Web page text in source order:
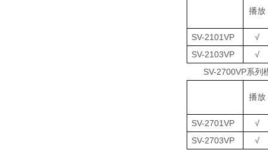
播放
SV-2101VP
√
SV-2103VP
√
SV-2700VP系列
播放
SV-2701VP
√
SV-2703VP
√